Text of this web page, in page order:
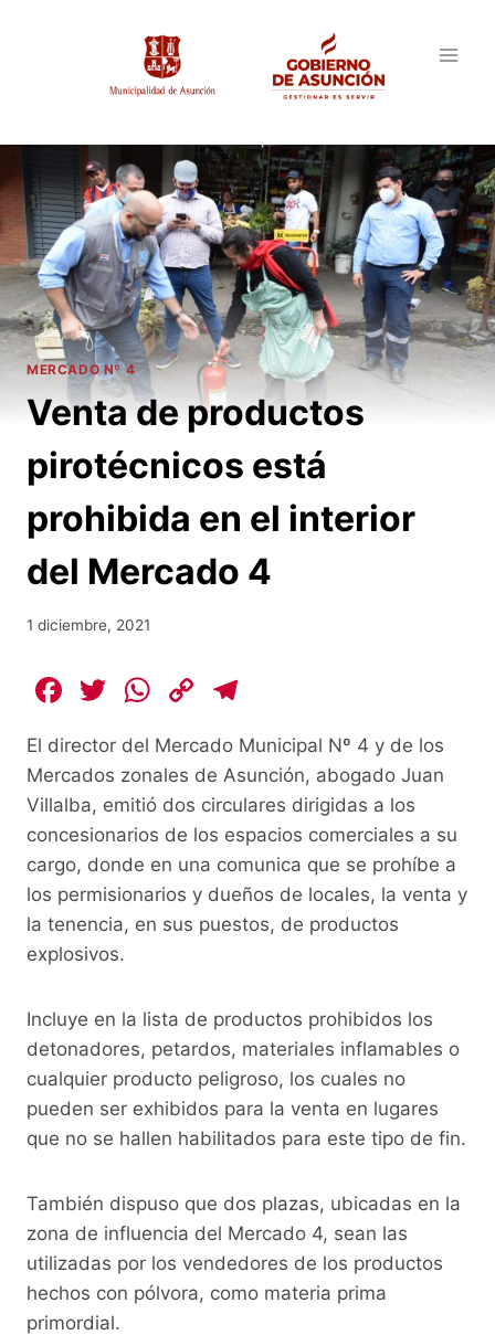
MERCADO Nº 4
Venta de productos
pirotécnicos está
prohibida en el interior
del Mercado 4
1 diciembre, 2021
F
c
e
b
o
o
k
T
itt
er
W
at
s
A
p
p
C
p
y
Li
n
k
e
gr
a
m
El director del Mercado Municipal Nº 4 y de los
Mercados zonales de Asunción, abogado Juan
Villalba, emitió dos circulares dirigidas a los
concesionarios de los espacios comerciales a su
cargo, donde en una comunica que se prohíbe a
los permisionarios y dueños de locales, la venta y
la tenencia, en sus puestos, de productos
explosivos.
Incluye en la lista de productos prohibidos los
detonadores, petardos, materiales inflamables o
cualquier producto peligroso, los cuales no
pueden ser exhibidos para la venta en lugares
que no se hallen habilitados para este tipo de fin.
También dispuso que dos plazas, ubicadas en la
zona de influencia del Mercado 4, sean las
utilizadas por los vendedores de los productos
hechos con pólvora, como materia prima
primordial.